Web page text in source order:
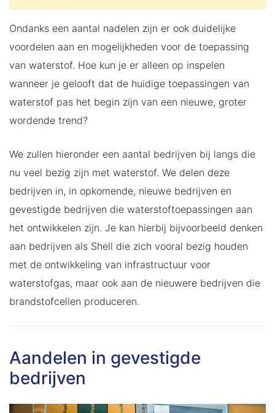
Ondanks een aantal nadelen zijn er ook duidelijke
voordelen aan en mogelijkheden voor de toepassing
van waterstof. Hoe kun je er alleen op inspelen
wanneer je gelooft dat de huidige toepassingen van
waterstof pas het begin zijn van een nieuwe, groter
wordende trend?
We zullen hieronder een aantal bedrijven bij langs die
nu veel bezig zijn met waterstof. We delen deze
bedrijven in, in opkomende, nieuwe bedrijven en
gevestigde bedrijven die waterstoftoepassingen aan
het ontwikkelen zijn. Je kan hierbij bijvoorbeeld denken
aan bedrijven als Shell die zich vooral bezig houden
met de ontwikkeling van infrastructuur voor
waterstofgas, maar ook aan de nieuwere bedrijven die
brandstofcellen produceren.
Aandelen in gevestigde
bedrijven